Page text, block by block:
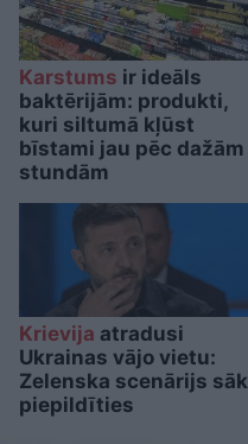
Karstums ir ideāls
baktērijām: produkti,
kuri siltumā kļūst
bīstami jau pēc dažām
stundām
Krievija atradusi
Ukrainas vājo vietu:
Zelenska scenārijs sāk
piepildīties